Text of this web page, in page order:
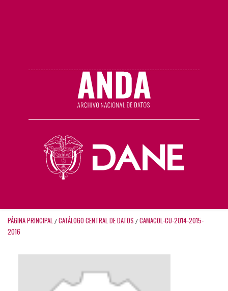
PÁGINA PRINCIPAL / CATÁLOGO CENTRAL DE DATOS / CAMACOL-CU-2014-2015-
2016